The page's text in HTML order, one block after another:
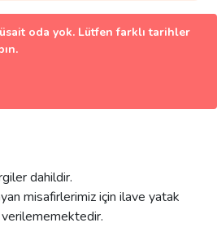
oda yok. Lütfen farklı tarihler
dahildir.
misafirlerimiz için ilave yatak